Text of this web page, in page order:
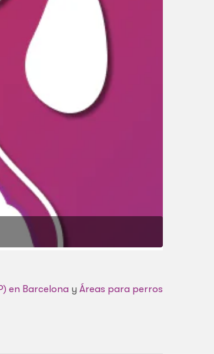
en Barcelona y Áreas para perros